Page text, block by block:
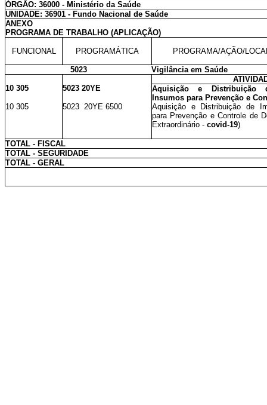
ÓRGÃO: 36000 - Ministério da Saúde
UNIDADE: 36901 - Fundo Nacional de Saúde
ANEXO
PROGRAMA DE TRABALHO (APLICAÇÃO)
FUNCIONAL PROGRAMÁTICA PROGRAMA/AÇÃO/
5023
Vigilância em Saúde
10 305
5023 20YE
Aquisição e Distribuição
Insumos para Prevenção e
10 305
5023 20YE 6500
Aquisição e Distribuição de
para Prevenção e Controle de
Extraordinário - covid-19)
TOTAL - FISCAL
TOTAL - SEGURIDADE
TOTAL - GERAL